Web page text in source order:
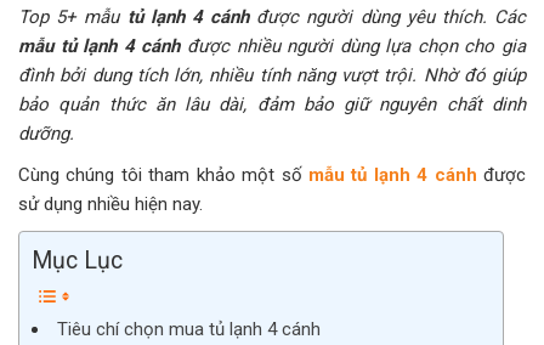
Top 5+ mẫu tủ lạnh 4 cánhđược người dùng yêu thích. Các
mẫu tủ lạnh 4 cánhđược nhiều người dùng lựa chọn cho gia
đình bởi dung tích lớn, nhiều tính năng vượt trội. Nhờ đó giúp
bảo quản thức ăn lâu dài, đảm bảo giữ nguyên chất dinh
dưỡng.
Cùng chúng tôi tham khảo một số mẫu tủ lạnh 4 cánh được
sử dụng nhiều hiện nay.
Mục Lục
Tiêu chí chọn mua tủ lạnh 4 cánh